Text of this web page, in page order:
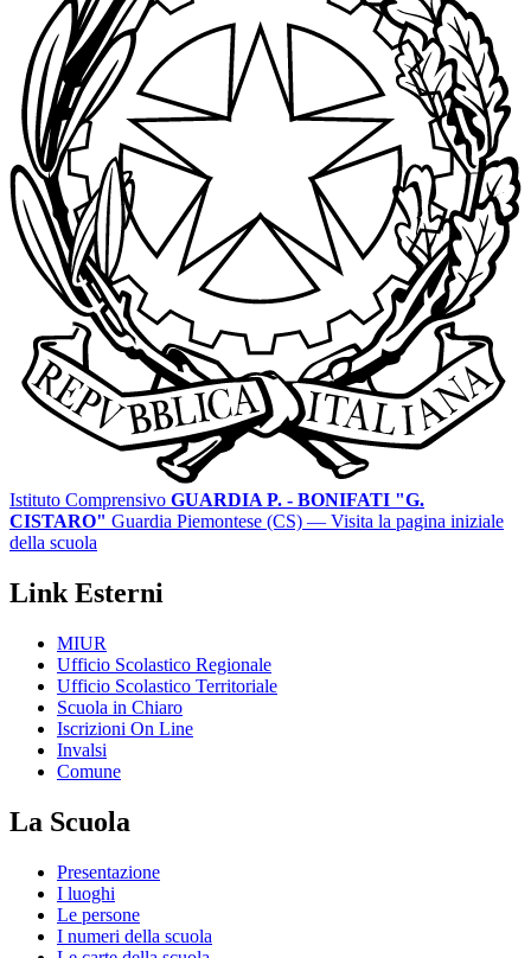
Istituto Comprensivo GUARDIA P. - BONIFATI "G.
CISTARO" Guardia Piemontese (CS) — Visita la pagina iniziale
della scuola
Link Esterni
MIUR
Ufficio Scolastico Regionale
Ufficio Scolastico Territoriale
Scuola in Chiaro
Iscrizioni On Line
Invalsi
Comune
La Scuola
Presentazione
I luoghi
Le persone
I numeri della scuola